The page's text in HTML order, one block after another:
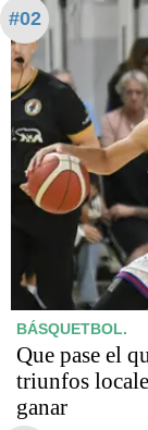
#02
BÁSQUETBOL.
Que pase el
triunfos
ganar